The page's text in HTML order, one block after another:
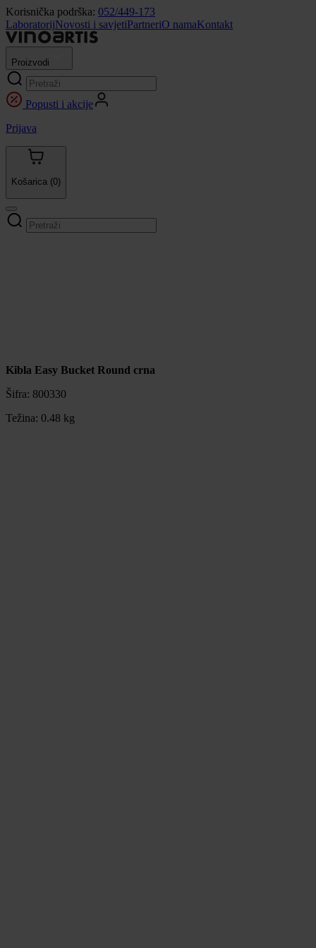
Korisnička podrška: 052/449-173
LaboratorijNovosti i savjetiPartneriO namaKontakt
Proizvodi
Popusti i akcije
Prijava
Košarica (0)
Kibla Easy Bucket Round crna
Šifra: 800330
Težina: 0.48 kg